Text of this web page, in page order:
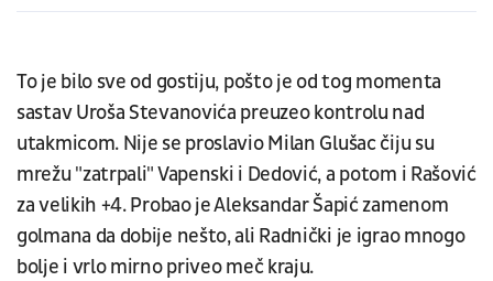
To je bilo sve od gostiju, pošto je od tog momenta
sastav Uroša Stevanovića preuzeo kontrolu nad
utakmicom. Nije se proslavio Milan Glušac čiju su
mrežu "zatrpali" Vapenski i Dedović, a potom i Rašović
za velikih +4. Probao je Aleksandar Šapić zamenom
golmana da dobije nešto, ali Radnički je igrao mnogo
bolje i vrlo mirno priveo meč kraju.